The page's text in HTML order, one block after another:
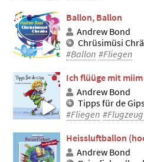
Ballon, Ballon
Andrew Bond
Chrüsimüsi
#Ballon #Fliegen
Ich flüüge mit
Andrew Bond
Tipps für de
#Fliegen #Flugzeug
Heissluftballon
Andrew Bond